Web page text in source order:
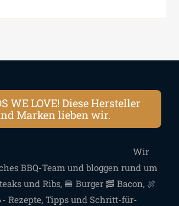
WE LOVE! Diese Hersteller
Marken lieben wir.
Wir
BBQ-Team und bloggen rund um
und Ribs, 🍔 Burger 🥓 Bacon, 🍖
Rezepte, Tipps und Schritt-für-